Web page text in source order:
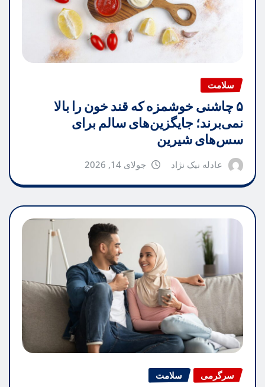
سلامت
۵ چاشنی خوشمزه که قند خون را بالا
نمی‌برند؛ جایگزین‌های سالم برای
سس‌های شیرین
عادله نیک نژاد جولای 14, 2026
سرگرمی سلامت